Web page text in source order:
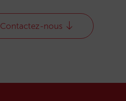
Contactez-nous